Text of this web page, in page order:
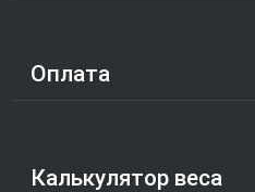
Оплата
Калькулятор веса